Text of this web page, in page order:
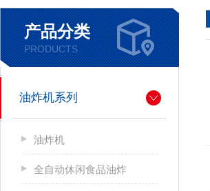
产品分类
PRODUCTS
油炸机系列
油炸机
全自动休闲食品油炸